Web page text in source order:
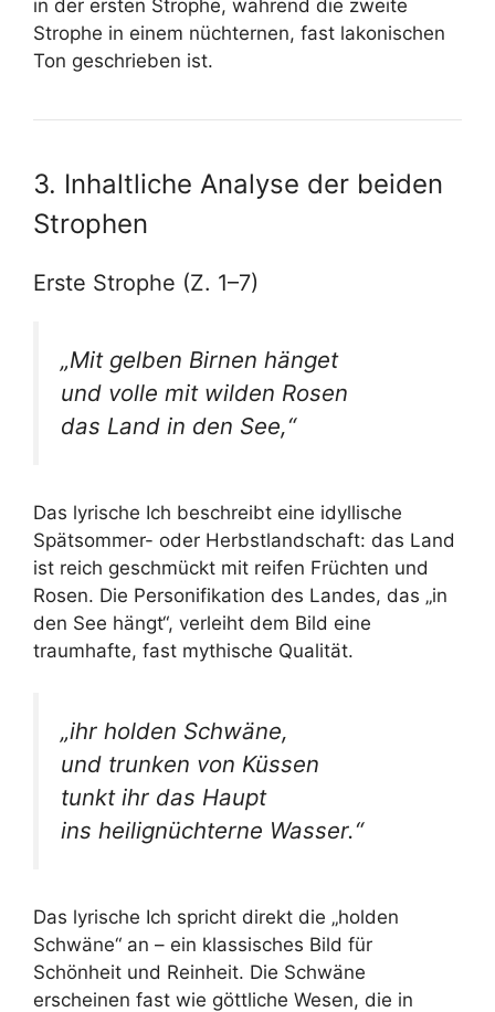
in der ersten Strophe, während die zweite
Strophe in einem nüchternen, fast lakonischen
Ton geschrieben ist.
3. Inhaltliche Analyse der beiden
Strophen
Erste Strophe (Z. 1–7)
„Mit gelben Birnen hänget
und volle mit wilden Rosen
das Land in den See,“
Das lyrische Ich beschreibt eine idyllische
Spätsommer- oder Herbstlandschaft: das Land
ist reich geschmückt mit reifen Früchten und
Rosen. Die Personifikation des Landes, das „in
den See hängt“, verleiht dem Bild eine
traumhafte, fast mythische Qualität.
„ihr holden Schwäne,
und trunken von Küssen
tunkt ihr das Haupt
ins heilignüchterne Wasser.“
Das lyrische Ich spricht direkt die „holden
Schwäne“ an – ein klassisches Bild für
Schönheit und Reinheit. Die Schwäne
erscheinen fast wie göttliche Wesen, die in